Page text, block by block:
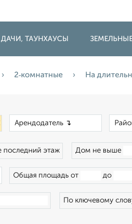
ТАУНХАУСЫ
2‑комнатные На
последний этаж Дом не выше
Общая площадь от до
По ключевому